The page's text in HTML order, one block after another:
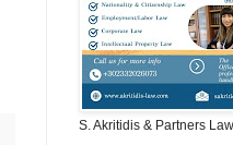
S. Akritidis & Partners